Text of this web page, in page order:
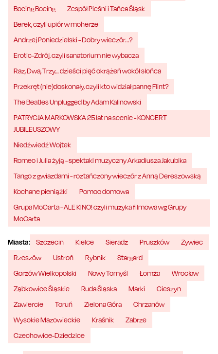
Boeing Boeing
Zespół Pieśni i Tańca Śląsk
Berek, czyli upiór w moherze
Andrzej Poniedzielski - Dobry wieczór...?
Erotic-Zdrój, czyli sanatorium nie wybacza
Raz, Dwa, Trzy… dzieści pięć okrążeń wokół słońca
Przekręt (nie)doskonały, czyli kto widział pannę Flint?
The Beatles Unplugged by Adam Kalinowski
PATRYCJA MARKOWSKA 25 lat na scenie - KONCERT
JUBILEUSZOWY
Niedźwiedź Wojtek
Romeo i Julia żyją - spektakl muzyczny Arkadiusza Jakubika
Tango z gwiazdami - roztańczony wieczór z Anną Dereszowską
Kochane pieniążki
Pomoc domowa
Grupa MoCarta - ALE KINO! czyli muzyka filmowa wg Grupy
MoCarta
Miasta: Szczecin Kielce Sieradz Pruszków
Żywiec
Rzeszów
Ustroń Rybnik
Stargard
Gorzów Wielkopolski
Nowy Tomyśl Łomża
Wrocław
Ząbkowice Śląskie
Ruda Śląska Marki
Cieszyn
Zawiercie
Toruń Zielona Góra
Chrzanów
Wysokie Mazowieckie
Kraśnik
Zabrze
Czechowice-Dziedzice